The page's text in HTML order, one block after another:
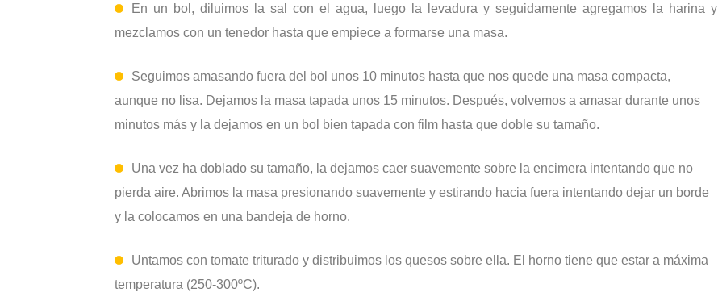
En un bol, diluimos la sal con el agua, luego la levadura y seguidamente agregamos la harina y
mezclamos con un tenedor hasta que empiece a formarse una masa.
Seguimos amasando fuera del bol unos 10 minutos hasta que nos quede una masa compacta,
aunque no lisa. Dejamos la masa tapada unos 15 minutos. Después, volvemos a amasar durante unos
minutos más y la dejamos en un bol bien tapada con film hasta que doble su tamaño.
Una vez ha doblado su tamaño, la dejamos caer suavemente sobre la encimera intentando que no
pierda aire. Abrimos la masa presionando suavemente y estirando hacia fuera intentando dejar un borde
y la colocamos en una bandeja de horno.
Untamos con tomate triturado y distribuimos los quesos sobre ella. El horno tiene que estar a máxima
temperatura (250-300ºC).